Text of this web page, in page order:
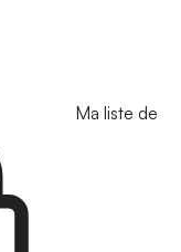
Ma liste de